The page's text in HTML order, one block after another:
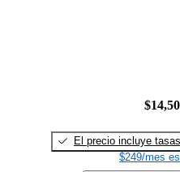
El precio incluye tasas
$249/mes